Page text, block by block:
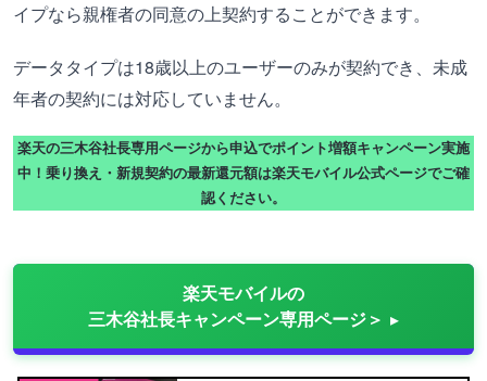
イプなら親権者の同意の上契約することができます。
データタイプは18歳以上のユーザーのみが契約でき、未成
年者の契約には対応していません。
楽天の三木谷社長専用ページから申込でポイント増額キャンペーン実施
中！乗り換え・新規契約の最新還元額は楽天モバイル公式ページでご確
認ください。
楽天モバイルの
三木谷社長キャンペーン専用ページ＞